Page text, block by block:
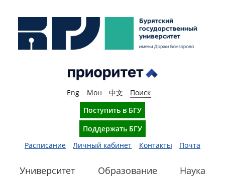
Eng Мон 中文
Поиск
Поступить в БГУ
Поддержать БГУ
Расписание
Личный кабинет Контакты Почта
Университет Образование
Наука